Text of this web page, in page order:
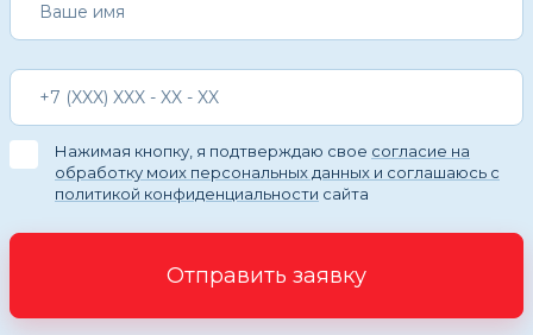
Нажимая кнопку, я подтверждаю свое согласие на
обработку моих персональных данных и соглашаюсь с
политикой конфиденциальности сайта
Отправить заявку